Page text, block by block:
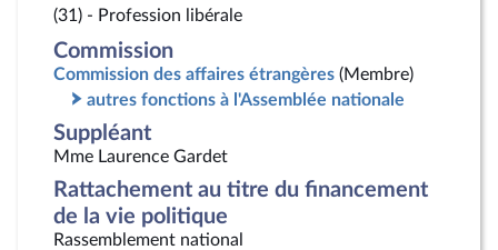
(31) - Profession libérale
Commission
Commission des affaires étrangères (Membre)
autres fonctions à l'Assemblée nationale
Suppléant
Mme Laurence Gardet
Rattachement au titre du financement
de la vie politique
Rassemblement national